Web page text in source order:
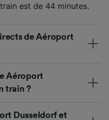
est de 44 minutes.
de Aéroport
Aéroport
train ?
Dusseldorf et